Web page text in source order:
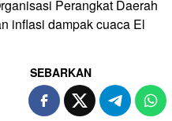
Perangkat Daerah
inflasi dampak cuaca El
SEBARKAN